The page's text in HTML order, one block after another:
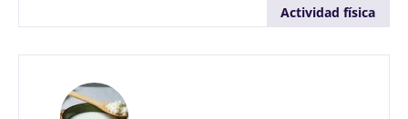
Actividad física
Mantenerse informado
permitirá mantenerse informado sobre la